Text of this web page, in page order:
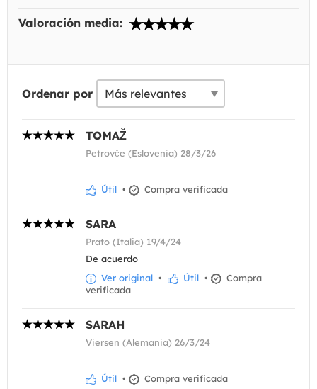
Valoración media:
Ordenar por
TOMAŽ
Petrovče (Eslovenia) 28/3/26
Útil • Compra verificada
SARA
Prato (Italia) 19/4/24
De acuerdo
Ver original • Útil •
Compra
verificada
SARAH
Viersen (Alemania) 26/3/24
Útil • Compra verificada